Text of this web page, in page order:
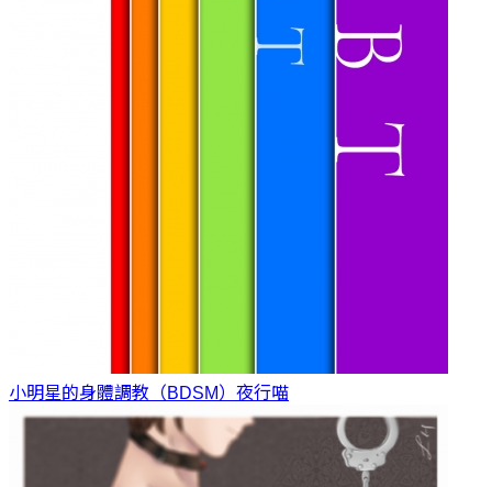
小明星的身體調教（BDSM） 夜行喵